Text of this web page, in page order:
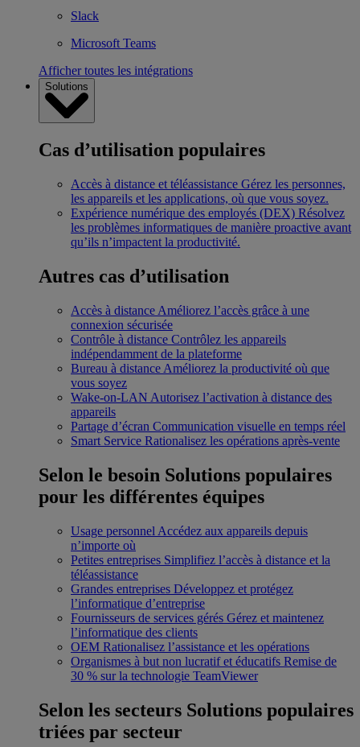
Slack
Microsoft Teams
Afficher toutes les intégrations
Solutions
Cas d’utilisation populaires
Accès à distance et téléassistance Gérez les personnes,
les appareils et les applications, où que vous soyez.
Expérience numérique des employés (DEX) Résolvez
les problèmes informatiques de manière proactive avant
qu’ils n’impactent la productivité.
Autres cas d’utilisation
Accès à distance Améliorez l’accès grâce à une
connexion sécurisée
Contrôle à distance Contrôlez les appareils
indépendamment de la plateforme
Bureau à distance Améliorez la productivité où que
vous soyez
Wake-on-LAN Autorisez l’activation à distance des
appareils
Partage d’écran Communication visuelle en temps réel
Smart Service Rationalisez les opérations après-vente
Selon le besoin Solutions populaires
pour les différentes équipes
Usage personnel Accédez aux appareils depuis
n’importe où
Petites entreprises Simplifiez l’accès à distance et la
téléassistance
Grandes entreprises Développez et protégez
l’informatique d’entreprise
Fournisseurs de services gérés Gérez et maintenez
l’informatique des clients
OEM Rationalisez l’assistance et les opérations
Organismes à but non lucratif et éducatifs Remise de
30 % sur la technologie TeamViewer
Selon les secteurs Solutions populaires
triées par secteur